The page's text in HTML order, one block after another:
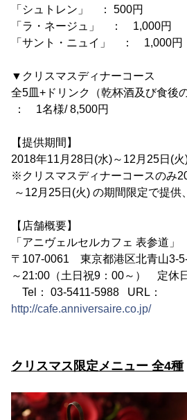
「シュトレン」 ： 500円
「ラ・ネージュ」 ： 1,000円
「サント・ニュイ」 ： 1,000円
▼クリスマスディナーコース
全5皿+ドリンク（乾杯酒及び食後
： 1名様/ 8,500円
【提供期間】
2018年11月28日(水)～12月25日(火
※クリスマスディナーコースのみ
～12月25日(火) の期間限定で提供
【店舗概要】
「アニヴェルセルカフェ 表参道」
〒107-0061 東京都港区北青山3-
～21:00（土日祝9：00～） 定休
Tel： 03-5411-5988 URL：
http://cafe.anniversaire.co.jp/
クリスマス限定メニュー 全4種